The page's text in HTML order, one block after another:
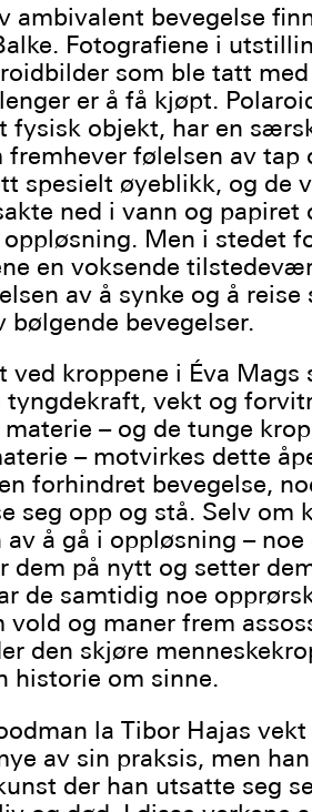
ambivalent bevegelse
Fotografiene i
som ble tatt
er å få kjøpt.
fysisk objekt, har en
følelsen av tap
spesielt øyeblikk, og de
ned i vann og papiret
Men i stedet
en voksende
av å synke og å reise
bølgende bevegelser.
ved kroppene i Éva Mags
tyngdekraft, vekt og
– og de tunge
– motvirkes dette
forhindret bevegelse,
seg opp og stå. Selv om
å gå i oppløsning – noe
dem på nytt og setter
de samtidig noe
og maner frem
den skjøre
historie om sinne.
la Tibor Hajas vekt
av sin praksis, men
der han utsatte seg